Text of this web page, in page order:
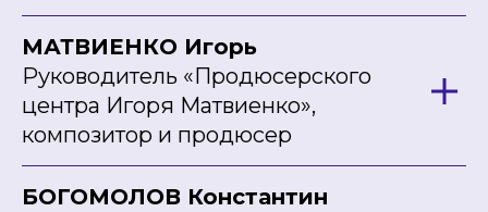
МАТВИЕНКО Игорь
Руководитель «Продюсерского
центра Игоря Матвиенко»,
композитор и продюсер
БОГОМОЛОВ Константин